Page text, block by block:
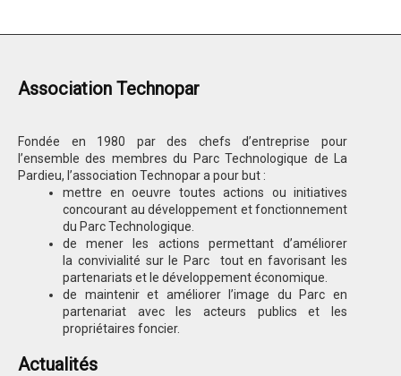
Association Technopar
Fondée en 1980 par des chefs d’entreprise pour
l’ensemble des membres du Parc Technologique de La
Pardieu, l’association Technopar a pour but :
mettre en oeuvre toutes actions ou initiatives
concourant au développement et fonctionnement
du Parc Technologique.
de mener les actions permettant d’améliorer
la convivialité sur le Parc tout en favorisant les
partenariats et le développement économique.
de maintenir et améliorer l’image du Parc en
partenariat avec les acteurs publics et les
propriétaires foncier.
Actualités